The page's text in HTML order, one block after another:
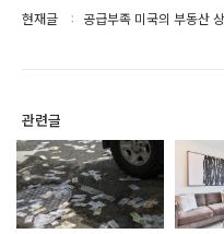
현재글 공급부족 미국의 부동산
관련글